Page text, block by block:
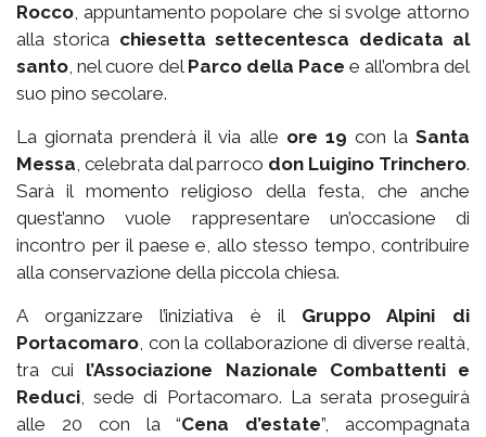
Rocco, appuntamento popolare che si svolge attorno
alla storica chiesetta settecentesca dedicata al
santo, nel cuore del Parco della Pace e all’ombra del
suo pino secolare.
La giornata prenderà il via alle ore 19 con laSanta
Messa, celebrata dal parroco don Luigino Trinchero.
Sarà il momento religioso della festa, che anche
quest’anno vuole rappresentare un’occasione di
incontro per il paese e, allo stesso tempo, contribuire
alla conservazione della piccola chiesa.
A organizzare l’iniziativa è il Gruppo Alpini di
Portacomaro, con la collaborazione di diverse realtà,
tra cui l’Associazione Nazionale Combattenti e
Reduci, sede di Portacomaro. La serata proseguirà
alle 20 con la “Cena d’estate”, accompagnata